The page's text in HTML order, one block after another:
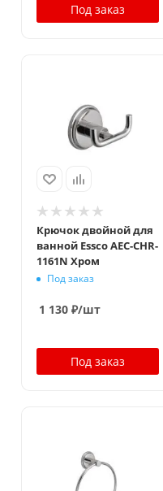
Под заказ
Крючок двойной для
ванной Essco AEC-CHR-
1161N Хром
Под заказ
1 130 ₽/шт
Под заказ